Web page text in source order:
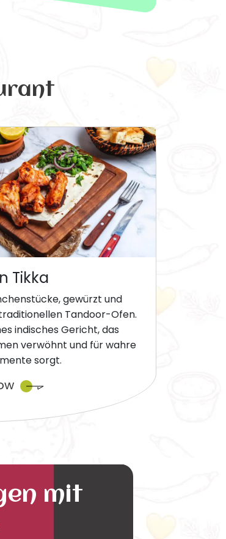
Tikka
gewürzt und
Tandoor-Ofen.
indisches Gericht, das
verwöhnt und für wahre
sorgt.
mit